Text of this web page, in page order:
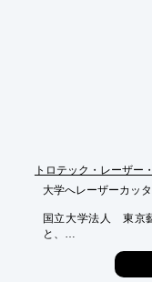
トロテック・レーザー
大学へレーザーカッ
国立大学法人　東京
と、
国立大学法人　京都